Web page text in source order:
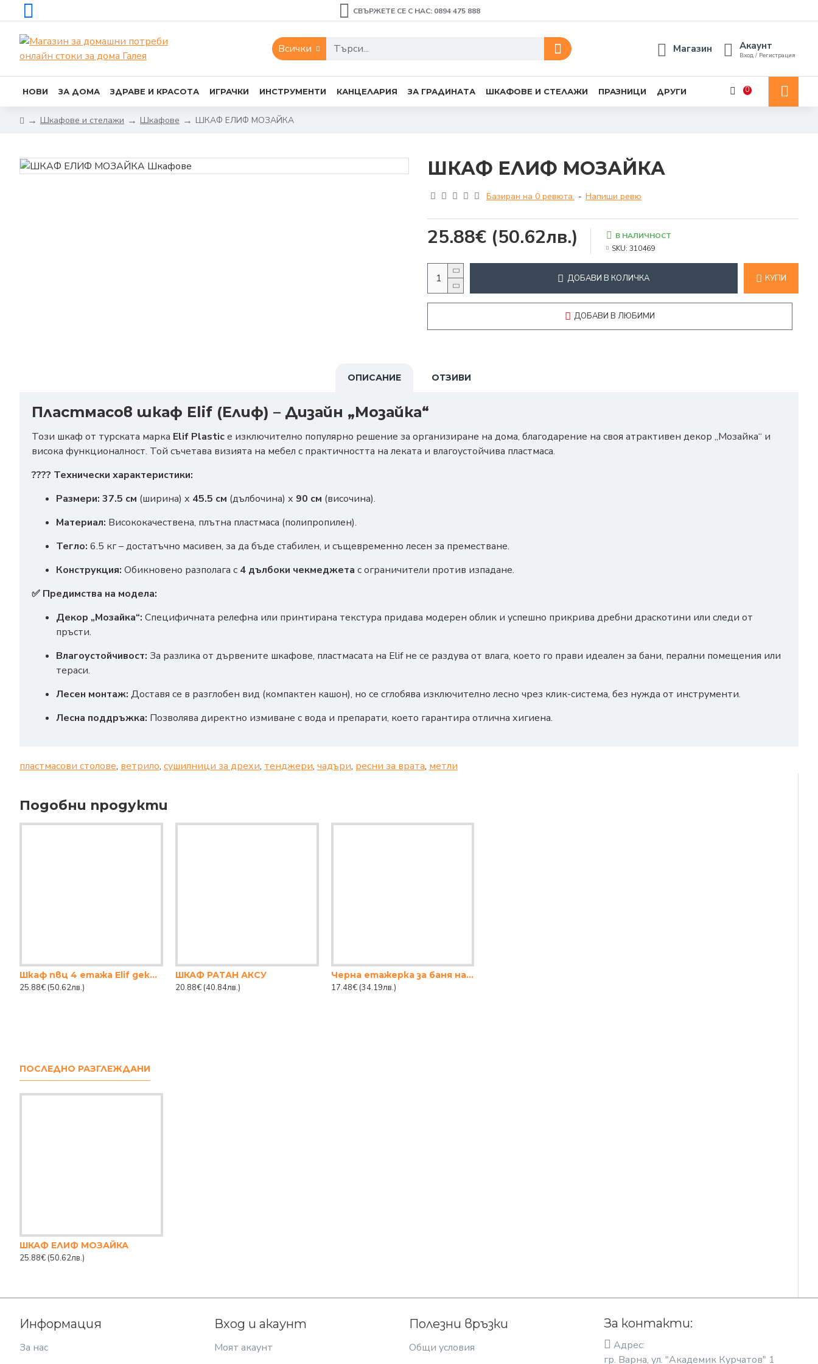
СВЪРЖЕТЕ СЕ С НАС: 0894 475 888
Всички Магазин Акаунт
Вход / Регистрация
НОВИ ЗА ДОМА ЗДРАВЕ И КРАСОТА ИГРАЧКИ ИНСТРУМЕНТИ КАНЦЕЛАРИЯ ЗА ГРАДИНАТА ШКАФОВЕ И СТЕЛАЖИ ПРАЗНИЦИ ДРУГИ 0
Шкафове и стелажи Шкафове ШКАФ ЕЛИФ МOЗАЙКА
ШКАФ ЕЛИФ МOЗАЙКА
Базиран на 0 ревюта. - Напиши ревю
25.88€ (50.62лв.)
В НАЛИЧНОСТ
SKU: 310469
ДОБАВИ В КОЛИЧКА КУПИ
ДОБАВИ В ЛЮБИМИ
ОПИСАНИЕ ОТЗИВИ
Пластмасов шкаф Elif (Елиф) – Дизайн „Мозайка“
Този шкаф от турската марка Elif Plasticе изключително популярно решение за организиране на дома, благодарение на своя атрактивен декор „Мозайка“ и
висока функционалност. Той съчетава визията на мебел с практичността на леката и влагоустойчива пластмаса.
???? Технически характеристики:
Размери: 37.5 см (ширина) х 45.5 см (дълбочина) х 90 см (височина).
Материал: Висококачествена, плътна пластмаса (полипропилен).
Тегло: 6.5 кг – достатъчно масивен, за да бъде стабилен, и същевременно лесен за преместване.
Конструкция: Обикновено разполага с 4 дълбоки чекмеджета с ограничители против изпадане.
✅ Предимства на модела:
Декор „Мозайка“: Специфичната релефна или принтирана текстура придава модерен облик и успешно прикрива дребни драскотини или следи от
пръсти.
Влагоустойчивост: За разлика от дървените шкафове, пластмасата на Elif не се раздува от влага, което го прави идеален за бани, перални помещения или
тераси.
Лесен монтаж: Доставя се в разглобен вид (компактен кашон), но се сглобява изключително лесно чрез клик-система, без нужда от инструменти.
Лесна поддръжка: Позволява директно измиване с вода и препарати, което гарантира отлична хигиена.
пластмасови столове, ветрило, сушилници за дрехи, тенджери, чадъри, ресни за врата, метли
Подобни продукти
Шкаф пвц 4 етажа Elif декор АЙФЕЛОВА КУЛА
25.88€ (50.62лв.)
ШКАФ РАТАН АКСУ
20.88€ (40.84лв.)
Черна етажерка за баня на 2 нива с бамбук
17.48€ (34.19лв.)
ПОСЛЕДНО РАЗГЛЕЖДАНИ
ШКАФ ЕЛИФ МOЗАЙКА
25.88€ (50.62лв.)
Информация
За нас
Вход и акаунт
Моят акаунт
Полезни връзки
Общи условия
За контакти:
Адрес:
гр. Варна, ул. "Академик Курчатов" 1